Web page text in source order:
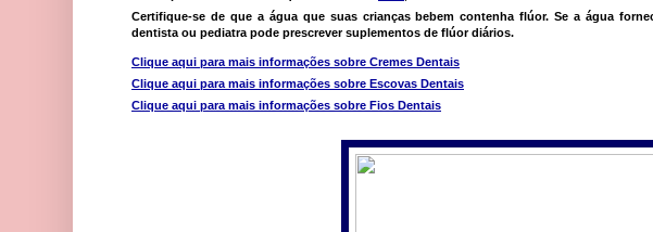
Certifique-se de que a água que suas crianças bebem contenha flúor. Se a água
dentista ou pediatra pode prescrever suplementos de flúor diários.
Clique aqui para mais informações sobre Cremes Dentais
Clique aqui para mais informações sobre Escovas Dentais
Clique aqui para mais informações sobre Fios Dentais